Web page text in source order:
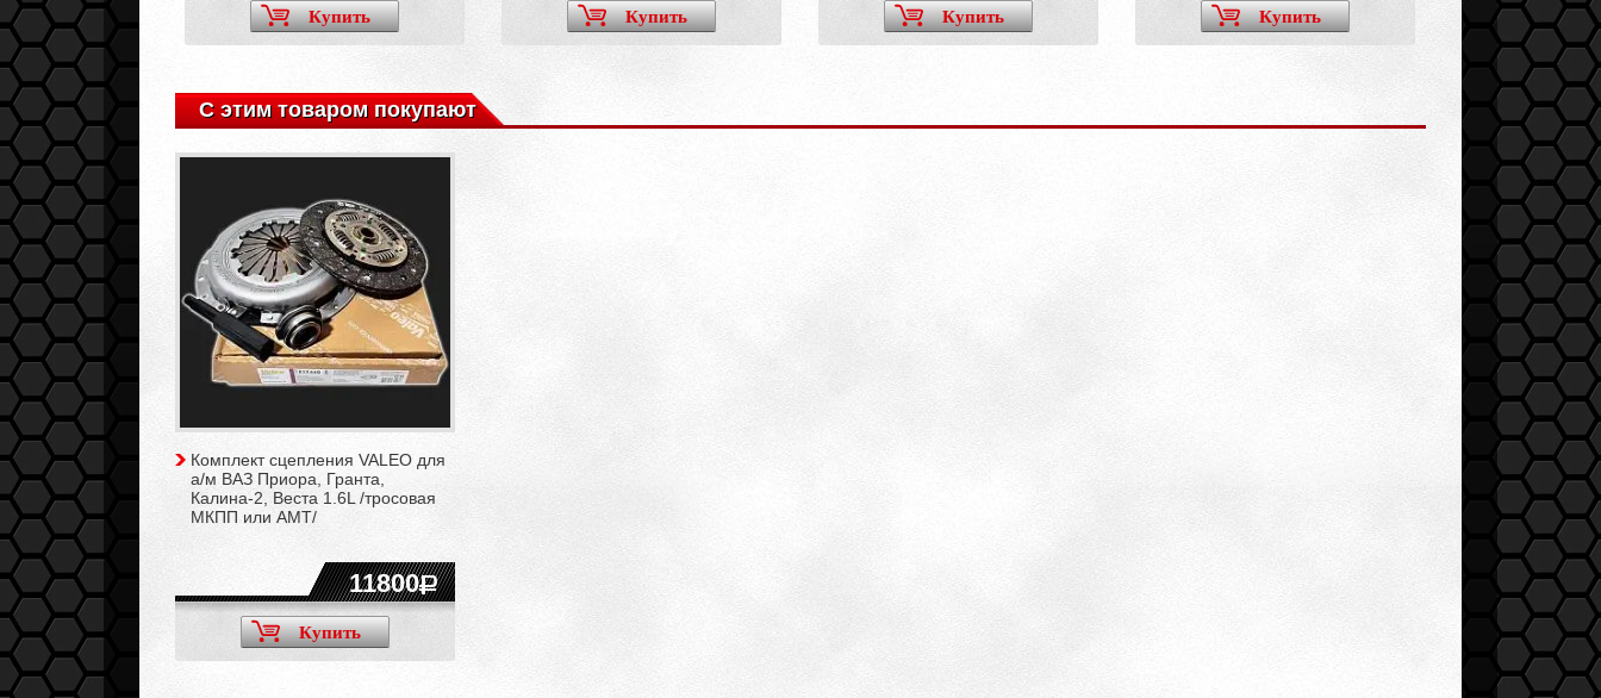
Купить Купить Купить Купить
С этим товаром покупают
Комплект сцепления VALEO для
а/м ВАЗ Приора, Гранта,
Калина-2, Веста 1.6L /тросовая
МКПП или АМТ/
11800
Купить